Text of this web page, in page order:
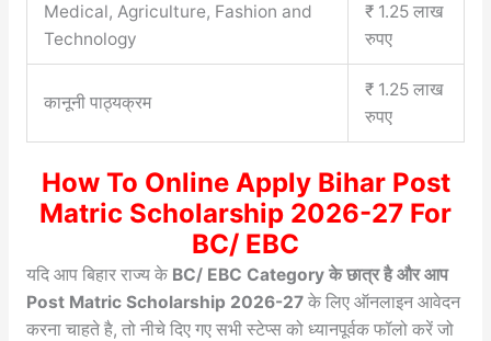
Medical, Agriculture, Fashion and
Technology
₹ 1.25 लाख
रुपए
कानूनी पाठ्यक्रम
₹ 1.25 लाख
रुपए
How To Online Apply Bihar Post
Matric Scholarship 2026-27 For
BC/ EBC
यदि आप बिहार राज्य के BC/ EBC Category के छात्र है और आप
Post Matric Scholarship 2026-27के लिए ऑनलाइन आवेदन
करना चाहते है, तो नीचे दिए गए सभी स्टेप्स को ध्यानपूर्वक फॉलो करें जो